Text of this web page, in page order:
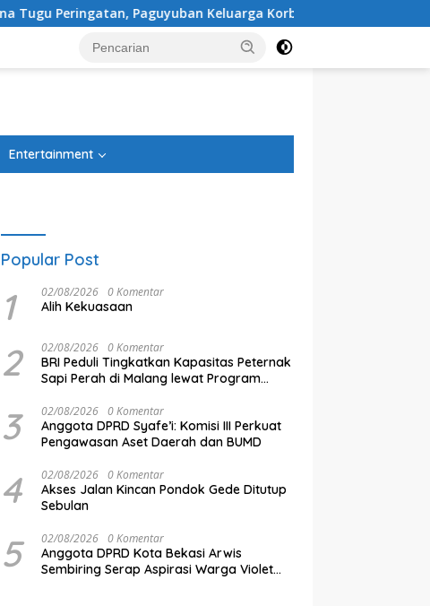
Keluarga Korban Kereta Bekasi Timur: Kami Ingin Perbaikan
Entertainment
Popular Post
1 02/08/2026 0 Komentar
Alih Kekuasaan
2 02/08/2026 0 Komentar
BRI Peduli Tingkatkan Kapasitas Peternak
Sapi Perah di Malang lewat Program
3 02/08/2026 0 Komentar
Anggota DPRD Syafe’i: Komisi III Perkuat
Pengawasan Aset Daerah dan BUMD
4 02/08/2026 0 Komentar
Akses Jalan Kincan Pondok Gede Ditutup
Sebulan
5 02/08/2026 0 Komentar
Anggota DPRD Kota Bekasi Arwis
Sembiring Serap Aspirasi Warga Violet